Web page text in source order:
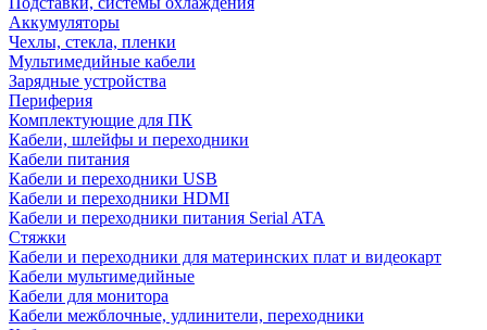
Аккумуляторы
Чехлы, стекла, пленки
Мультимедийные кабели
Зарядные устройства
Периферия
Комплектующие для ПК
Кабели, шлейфы и переходники
Кабели питания
Кабели и переходники USB
Кабели и переходники HDMI
Кабели и переходники питания Serial ATA
Стяжки
Кабели и переходники для материнских плат и видеокарт
Кабели мультимедийные
Кабели для монитора
Кабели межблочные, удлинители, переходники